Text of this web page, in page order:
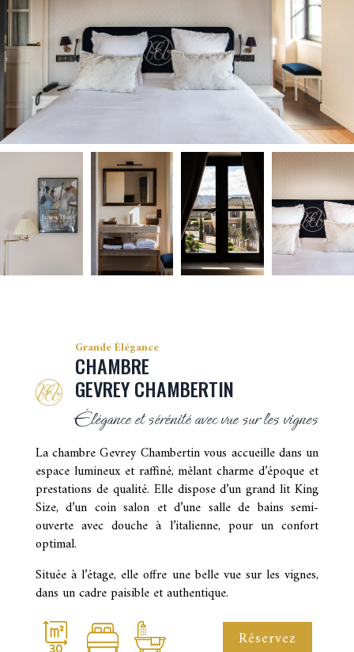
Grande Élégance
CHAMBRE
GEVREY CHAMBERTIN
Élégance et sérénité avec vue sur les vignes
La chambre Gevrey Chambertin vous accueille dans un
espace lumineux et raffiné, mêlant charme d’époque et
prestations de qualité. Elle dispose d’un grand lit King
Size, d’un coin salon et d’une salle de bains semi-
ouverte avec douche à l’italienne, pour un confort
optimal.
Située à l’étage, elle offre une belle vue sur les vignes,
dans un cadre paisible et authentique.
Réservez